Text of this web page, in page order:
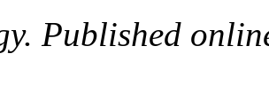
Published